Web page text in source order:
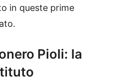
in queste prime
Pioli: la